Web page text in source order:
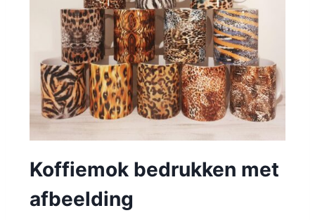
Koffiemok bedrukken met
afbeelding